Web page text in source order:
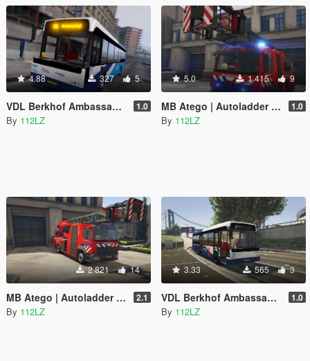
4.88 327 5
VDL Berkhof Ambassador | Frysk Ferfier | (Arriva) | SKIN 1.0
By 112LZ
5.0 1 415 9
MB Atego | Autoladder Brandweer | Nieuwe Lichtbalk | Skin 1.0
By 112LZ
2 821 14
MB Atego | Autoladder Dutch Fire Dept. Brandweer Limburg-Zuid 2.1
By 112LZ
3.33 565 3
VDL Berkhof Ambassador - Arriva Limburg 1.0
By 112LZ